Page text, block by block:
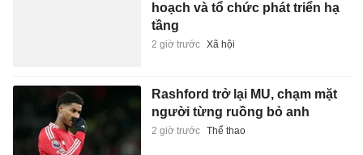
hoạch và tổ chức phát triển hạ
tầng
2 giờ trước Xã hội
Rashford trở lại MU, chạm mặt
người từng ruồng bỏ anh
2 giờ trước Thể thao